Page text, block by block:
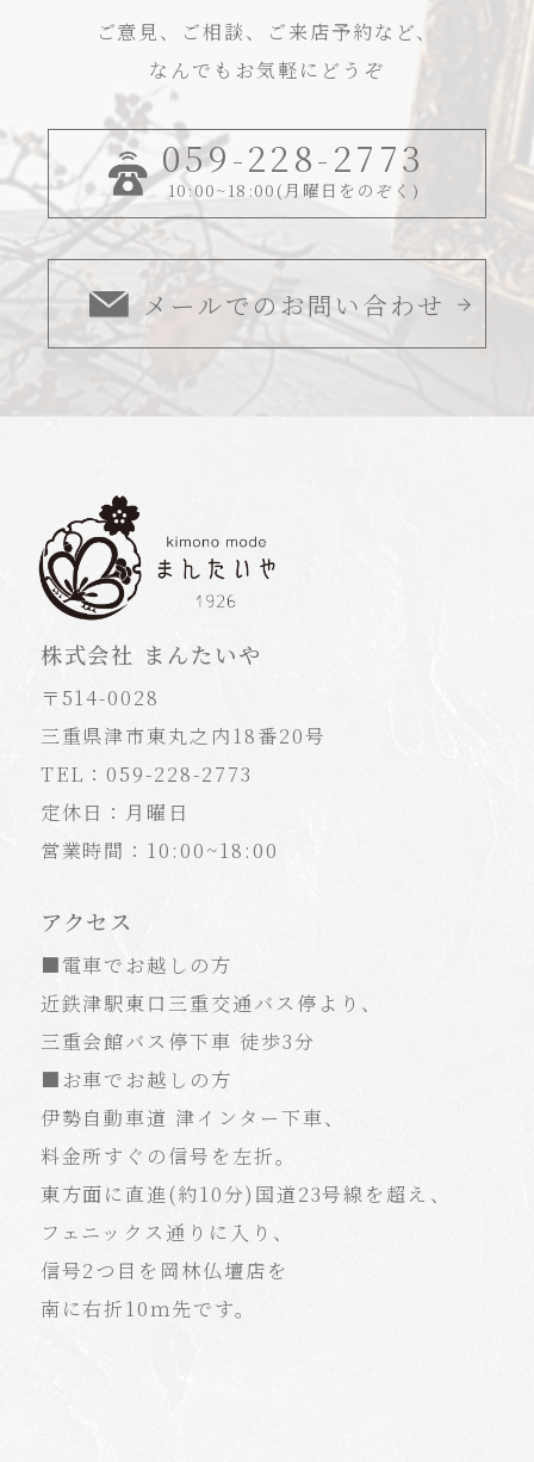
ご意見、ご相談、ご来店予約など、
なんでもお気軽にどうぞ
059-228-2773
10:00~18:00(月曜日をのぞく)
メールでのお問い合わせ
株式会社 まんたいや
〒514-0028
三重県津市東丸之内18番20号
TEL：059-228-2773
定休日：月曜日
営業時間：10:00~18:00
アクセス
■電車でお越しの方
近鉄津駅東口三重交通バス停より、
三重会館バス停下車 徒歩3分
■お車でお越しの方
伊勢自動車道 津インター下車、
料金所すぐの信号を左折。
東方面に直進(約10分)国道23号線を超え、
フェニックス通りに入り、
信号2つ目を岡林仏壇店を
南に右折10ｍ先です。